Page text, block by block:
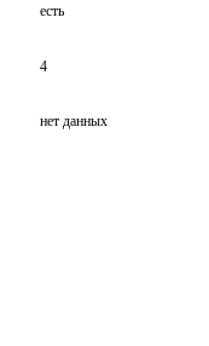
есть
4
нет данных